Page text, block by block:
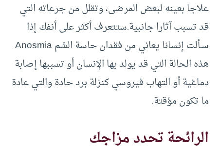
علاجا بعينه لبعض المرضى، وتقلل من جرعاته التي
قد تسبب آثارا جانبية.ستتعرف أكثر على أنفك إذا
سـألت إنسانا يعاني من فقدان حاسة الشم Anosmia
هذه الحالة التي قد يولد بها الإنسان أو تسببها إصابة
دماغية أو التهاب فيروسي كنزلة برد حادة والتي عادة
ما تكون مؤقتة.
الرائحة تحدد مزاجك